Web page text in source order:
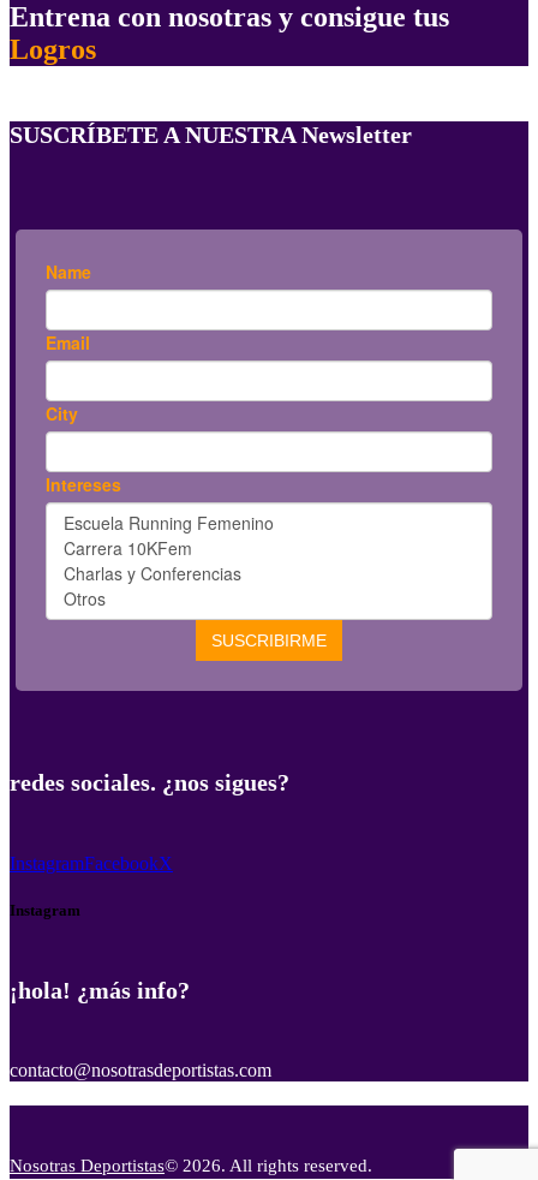
Entrena con nosotras y consigue tus
Logros
SUSCRÍBETE A NUESTRA Newsletter
redes sociales. ¿nos sigues?
InstagramFacebookX
Instagram
¡hola! ¿más info?
contacto@nosotrasdeportistas.com
Nosotras Deportistas© 2026. All rights reserved.